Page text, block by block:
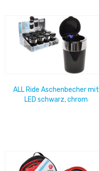
ALL Ride Aschenbecher mit
LED schwarz, chrom